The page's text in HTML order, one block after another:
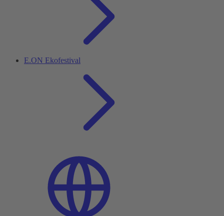
E.ON Ekofestival